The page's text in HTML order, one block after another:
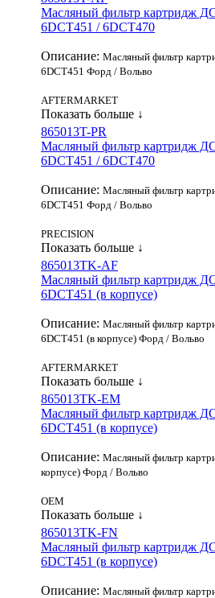
Масляный фильтр картридж
6DCT451 / 6DCT470
Описание: Масляный фильтр
6DCT451 Форд / Вольво
AFTERMARKET
Показать больше ↓
865013T-PR
Масляный фильтр картридж
6DCT451 / 6DCT470
Описание: Масляный фильтр
6DCT451 Форд / Вольво
PRECISION
Показать больше ↓
865013TK-AF
Масляный фильтр картридж
6DCT451 (в корпусе)
Описание: Масляный фильтр
6DCT451 (в корпусе) Форд / Вольво
AFTERMARKET
Показать больше ↓
865013TK-EM
Масляный фильтр картридж
6DCT451 (в корпусе)
Описание: Масляный фильтр
корпусе) Форд / Вольво
OEM
Показать больше ↓
865013TK-FN
Масляный фильтр картридж
6DCT451 (в корпусе)
Описание: Масляный фильтр